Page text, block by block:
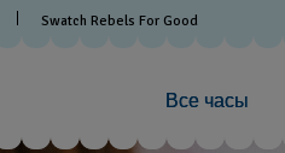
Swatch Rebels For Good
Все часы